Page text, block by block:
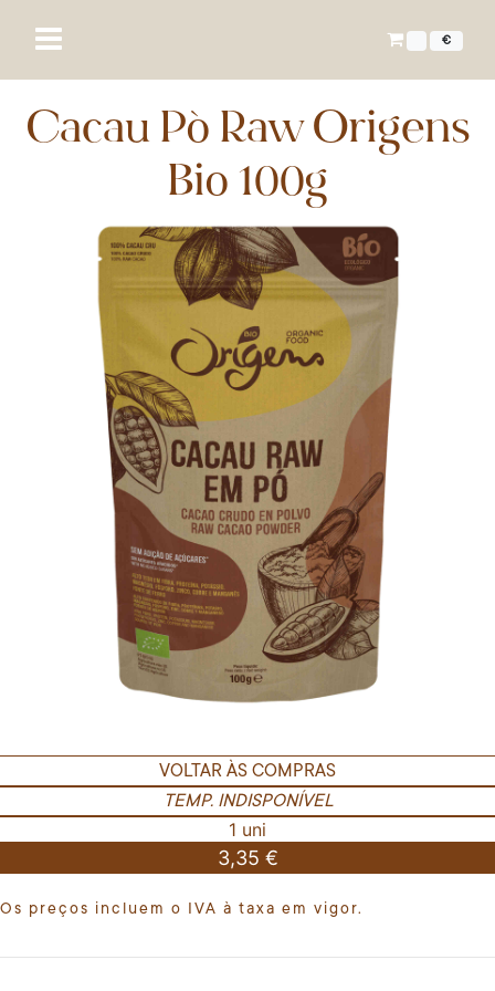
€
Cacau Pó Raw Origens
Bio 100g
VOLTAR ÀS COMPRAS
TEMP. INDISPONÍVEL
1 uni
3,35 €
Os preços incluem o IVA à taxa em vigor.